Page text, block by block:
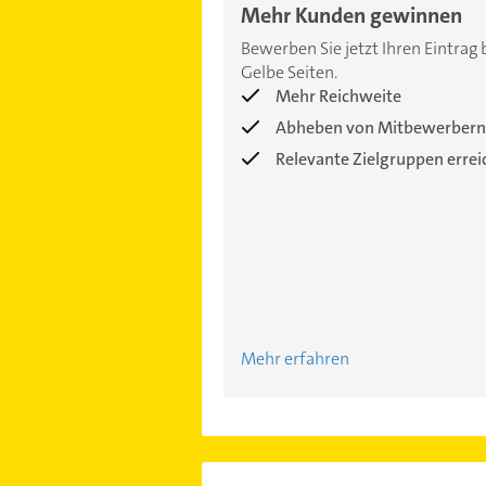
Mehr Kunden gewinnen
Bewerben Sie jetzt Ihren Eintrag
Gelbe Seiten.
Mehr Reichweite
Abheben von Mitbewerbern
Relevante Zielgruppen
Mehr erfahren